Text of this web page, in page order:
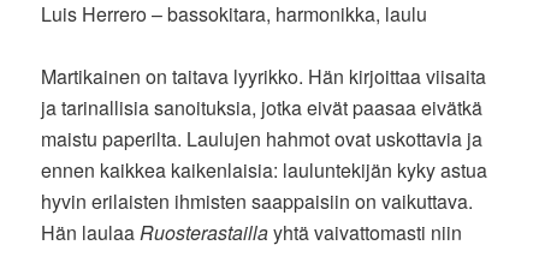
Luis Herrero – bassokitara, harmonikka, laulu
Martikainen on taitava lyyrikko. Hän kirjoittaa viisaita
ja tarinallisia sanoituksia, jotka eivät paasaa eivätkä
maistu paperilta. Laulujen hahmot ovat uskottavia ja
ennen kaikkea kaikenlaisia: lauluntekijän kyky astua
hyvin erilaisten ihmisten saappaisiin on vaikuttava.
Hän laulaaRuosterastaillayhtä vaivattomasti niin